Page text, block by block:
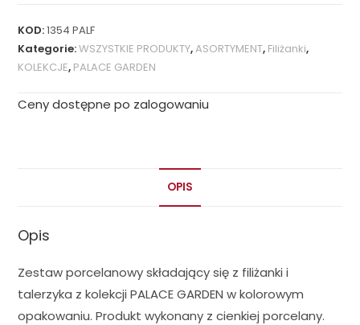
KOD:1354 PALF
Kategorie:WSZYSTKIE PRODUKTY,ASORTYMENT, Filiżanki,
KOLEKCJE, PALACE GARDEN
Ceny dostępne po zalogowaniu
OPIS
Opis
Zestaw porcelanowy składający się z filiżanki i
talerzyka z kolekcji PALACE GARDEN w kolorowym
opakowaniu. Produkt wykonany z cienkiej porcelany.